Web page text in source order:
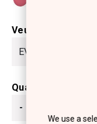
Veuillez
Quantité
-
We use a